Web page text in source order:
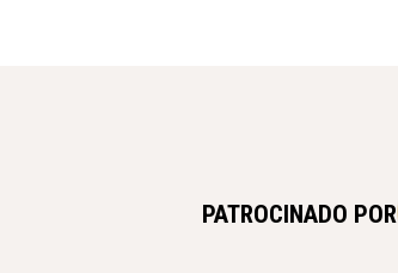
PATROCINADO POR